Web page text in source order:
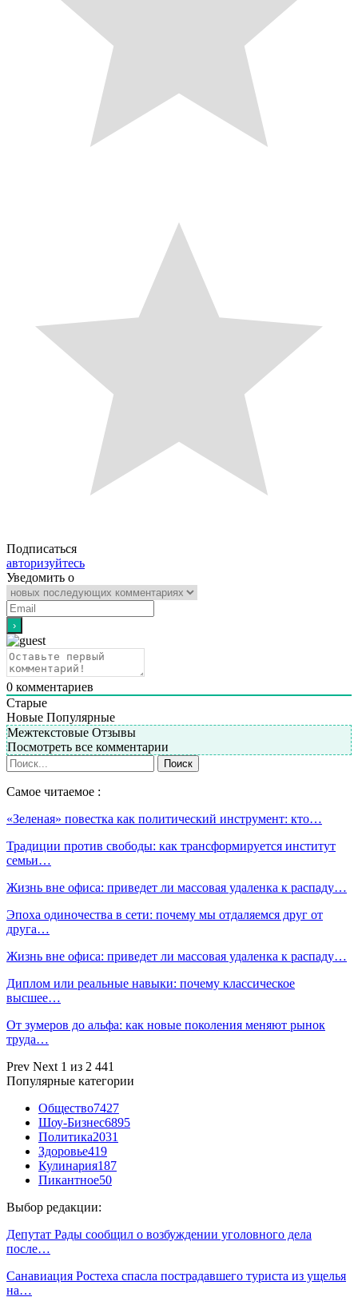
Подписаться
авторизуйтесь
Уведомить о
0 комментариев
Старые
Новые Популярные
Межтекстовые Отзывы
Посмотреть все комментарии
Самое читаемое :
«Зеленая» повестка как политический инструмент: кто…
Традиции против свободы: как трансформируется институт
семьи…
Жизнь вне офиса: приведет ли массовая удаленка к распаду…
Эпоха одиночества в сети: почему мы отдаляемся друг от
друга…
Жизнь вне офиса: приведет ли массовая удаленка к распаду…
Диплом или реальные навыки: почему классическое
высшее…
От зумеров до альфа: как новые поколения меняют рынок
труда…
Prev Next 1 из 2 441
Популярные категории
Общество7427
Шоу-Бизнес6895
Политика2031
Здоровье419
Кулинария187
Пикантное50
Выбор редакции:
Депутат Рады сообщил о возбуждении уголовного дела
после…
Санавиация Ростеха спасла пострадавшего туриста из ущелья
на…